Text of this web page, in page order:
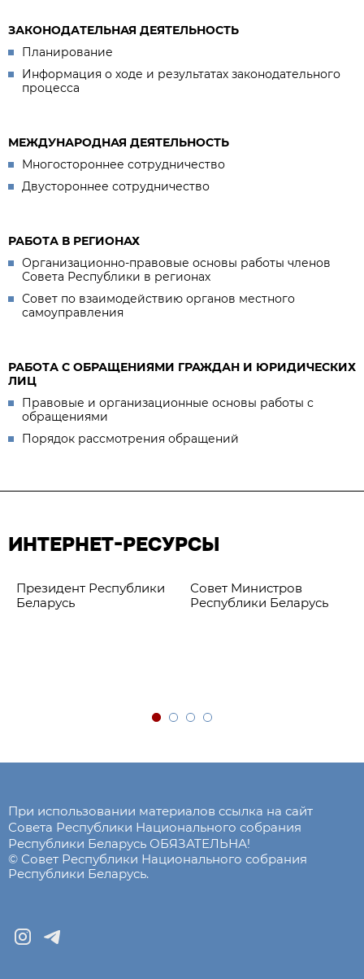
ЗАКОНОДАТЕЛЬНАЯ ДЕЯТЕЛЬНОСТЬ
Планирование
Информация о ходе и результатах законодательного
процесса
МЕЖДУНАРОДНАЯ ДЕЯТЕЛЬНОСТЬ
Многостороннее сотрудничество
Двустороннее сотрудничество
РАБОТА В РЕГИОНАХ
Организационно-правовые основы работы членов
Совета Республики в регионах
Совет по взаимодействию органов местного
самоуправления
РАБОТА С ОБРАЩЕНИЯМИ ГРАЖДАН И ЮРИДИЧЕСКИХ
ЛИЦ
Правовые и организационные основы работы с
обращениями
Порядок рассмотрения обращений
ИНТЕРНЕТ-РЕСУРСЫ
Президент Республики
Беларусь
Совет Министров
Республики Беларусь
При использовании материалов ссылка на сайт
Совета Республики Национального собрания
Республики Беларусь ОБЯЗАТЕЛЬНА!
© Совет Республики Национального собрания
Республики Беларусь.